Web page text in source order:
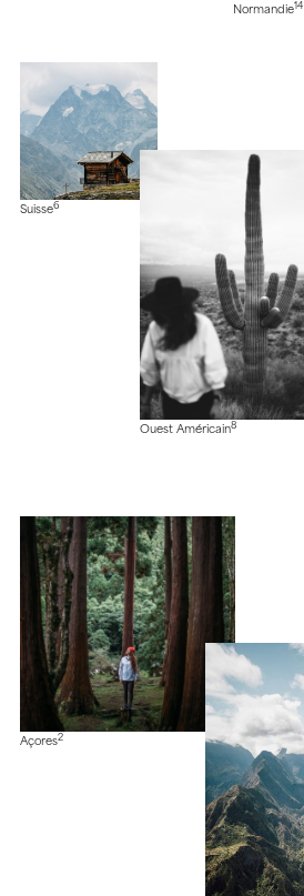
Normandie14
Suisse6
Ouest Américain8
Açores2